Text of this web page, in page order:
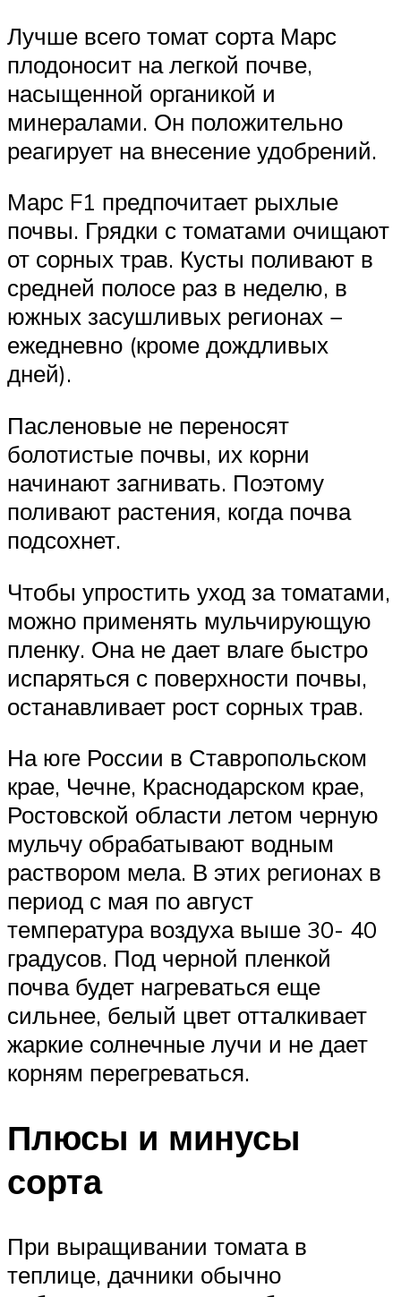
Лучше всего томат сорта Марс
плодоносит на легкой почве,
насыщенной органикой и
минералами. Он положительно
реагирует на внесение удобрений.
Марс F1 предпочитает рыхлые
почвы. Грядки с томатами очищают
от сорных трав. Кусты поливают в
средней полосе раз в неделю, в
южных засушливых регионах −
ежедневно (кроме дождливых
дней).
Пасленовые не переносят
болотистые почвы, их корни
начинают загнивать. Поэтому
поливают растения, когда почва
подсохнет.
Чтобы упростить уход за томатами,
можно применять мульчирующую
пленку. Она не дает влаге быстро
испаряться с поверхности почвы,
останавливает рост сорных трав.
На юге России в Ставропольском
крае, Чечне, Краснодарском крае,
Ростовской области летом черную
мульчу обрабатывают водным
раствором мела. В этих регионах в
период с мая по август
температура воздуха выше 30- 40
градусов. Под черной пленкой
почва будет нагреваться еще
сильнее, белый цвет отталкивает
жаркие солнечные лучи и не дает
корням перегреваться.
Плюсы и минусы
сорта
При выращивании томата в
теплице, дачники обычно